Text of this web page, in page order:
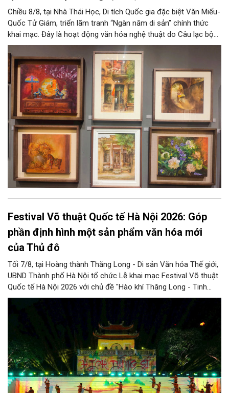
Chiều 8/8, tại Nhà Thái Học, Di tích Quốc gia đặc biệt Văn Miếu-
Quốc Tử Giám, triển lãm tranh “Ngàn năm di sản” chính thức
khai mạc. Đây là hoạt động văn hóa nghệ thuật do Câu lạc bộ
Tôi Vẽ phối hợp cùng Trung tâm hoạt động Văn hóa Khoa học
Văn Miếu - Quốc Tử Giám tổ chức, chào mừng 950 năm Quốc
Tử Giám (1076-2026) và hướng tới kỷ niệm 81 năm Quốc khánh
nước Cộng hòa xã hội chủ nghĩa Việt Nam.
Festival Võ thuật Quốc tế Hà Nội 2026: Góp
phần định hình một sản phẩm văn hóa mới
của Thủ đô
Tối 7/8, tại Hoàng thành Thăng Long - Di sản Văn hóa Thế giới,
UBND Thành phố Hà Nội tổ chức Lễ khai mạc Festival Võ thuật
Quốc tế Hà Nội 2026 với chủ đề "Hào khí Thăng Long - Tinh
hoa võ Việt". Lần đầu tiên được tổ chức, Festival đánh dấu
hóa - thể thao mang tầm quốc tế, góp phần tôn vinh truyền
thống thượng võ dân tộc, quảng bá hình ảnh Hà Nội và thúc đẩy
giao lưu văn hóa, thể thao với bạn bè thế giới.